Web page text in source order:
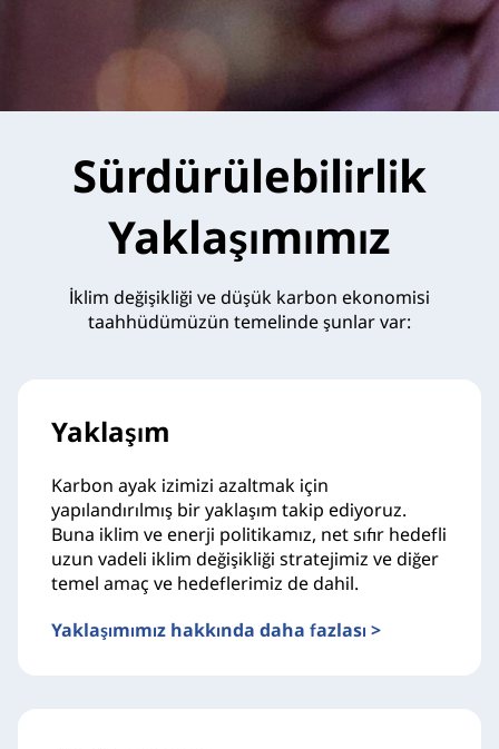
Sürdürülebilirlik
Yaklaşımımız
İklim değişikliği ve düşük karbon ekonomisi
taahhüdümüzün temelinde şunlar var:
Yaklaşım
Karbon ayak izimizi azaltmak için
yapılandırılmış bir yaklaşım takip ediyoruz.
Buna iklim ve enerji politikamız, net sıfır hedefli
uzun vadeli iklim değişikliği stratejimiz ve diğer
temel amaç ve hedeflerimiz de dahil.
Yaklaşımımız hakkında daha fazlası >